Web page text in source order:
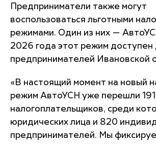
Предприниматели также могут
воспользоваться льготными
режимами. Один из них —
2026 года этот режим доступен
предпринимателей Ивановской
«В настоящий момент на новый
режим АвтоУСН уже перешли
налогоплательщиков, среди
юридических лица и 820
предпринимателей. Мы